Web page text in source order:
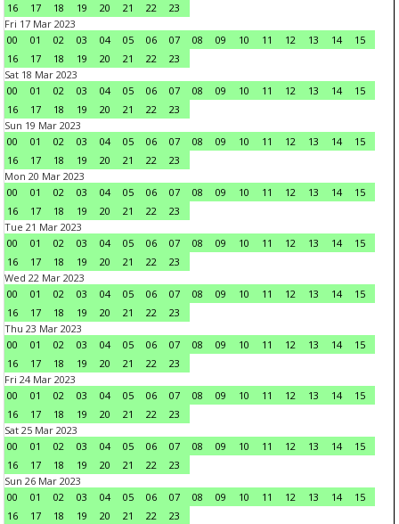
16 17 18 19 20 21 22
23
Fri 17 Mar 2023
00
01 02 03 04 05 06 07 08 09 10 11 12 13 14
15
16
17 18 19 20 21 22
23
Sat 18 Mar 2023
00
01 02 03 04 05 06 07 08 09 10 11 12 13 14
15
16
17 18 19 20 21 22
23
Sun 19 Mar 2023
00
01 02 03 04 05 06 07 08 09 10 11 12 13 14
15
16
17 18 19 20 21 22
23
Mon 20 Mar 2023
00
01 02 03 04 05 06 07 08 09 10 11 12 13 14
15
16
17 18 19 20 21 22
23
Tue 21 Mar 2023
00
01 02 03 04 05 06 07 08 09 10 11 12 13 14
15
16
17 18 19 20 21 22
23
Wed 22 Mar 2023
00
01 02 03 04 05 06 07 08 09 10 11 12 13 14
15
16
17 18 19 20 21 22
23
Thu 23 Mar 2023
00
01 02 03 04 05 06 07 08 09 10 11 12 13 14
15
16
17 18 19 20 21 22
23
Fri 24 Mar 2023
00
01 02 03 04 05 06 07 08 09 10 11 12 13 14
15
16
17 18 19 20 21 22
23
Sat 25 Mar 2023
00
01 02 03 04 05 06 07 08 09 10 11 12 13 14
15
16
17 18 19 20 21 22
23
Sun 26 Mar 2023
00
01 02 03 04 05 06 07 08 09 10 11 12 13 14
15
16
17 18 19 20 21 22
23